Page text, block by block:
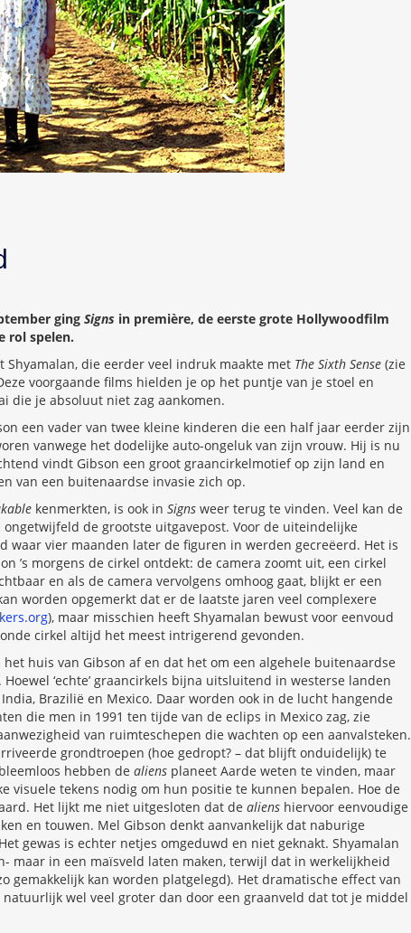
ging Signs in première, de eerste grote Hollywoodfilm
rol spelen.
Shyamalan, die eerder veel indruk maakte met The Sixth Sense (zie
voorgaande films hielden je op het puntje van je stoel en
die je absoluut niet zag aankomen.
een vader van twee kleine kinderen die een half jaar eerder zijn
vanwege het dodelijke auto-ongeluk van zijn vrouw. Hij is nu
vindt Gibson een groot graancirkelmotief op zijn land en
van een buitenaardse invasie zich op.
kenmerkten, is ook in Signs weer terug te vinden. Veel kan de
de grootste uitgavepost. Voor de uiteindelijke
waar vier maanden later de figuren in werden gecreëerd. Het is
’s morgens de cirkel ontdekt: de camera zoomt uit, een cirkel
en als de camera vervolgens omhoog gaat, blijkt er een
worden opgemerkt dat er de laatste jaren veel complexere
), maar misschien heeft Shyamalan bewust voor eenvoud
cirkel altijd het meest intrigerend gevonden.
huis van Gibson af en dat het om een algehele buitenaardse
‘echte’ graancirkels bijna uitsluitend in westerse landen
Brazilië en Mexico. Daar worden ook in de lucht hangende
die men in 1991 ten tijde van de eclips in Mexico zag, zie
van ruimteschepen die wachten op een aanvalsteken.
grondtroepen (hoe gedropt? – dat blijft onduidelijk) te
hebben de aliens planeet Aarde weten te vinden, maar
visuele tekens nodig om hun positie te kunnen bepalen. Hoe de
Het lijkt me niet uitgesloten dat de aliens hiervoor eenvoudige
en touwen. Mel Gibson denkt aanvankelijk dat naburige
gewas is echter netjes omgeduwd en niet geknakt. Shyamalan
maar in een maïsveld laten maken, terwijl dat in werkelijkheid
gemakkelijk kan worden platgelegd). Het dramatische effect van
wel veel groter dan door een graanveld dat tot je middel